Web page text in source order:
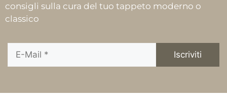
consigli sulla cura del tuo tappeto moderno o
classico